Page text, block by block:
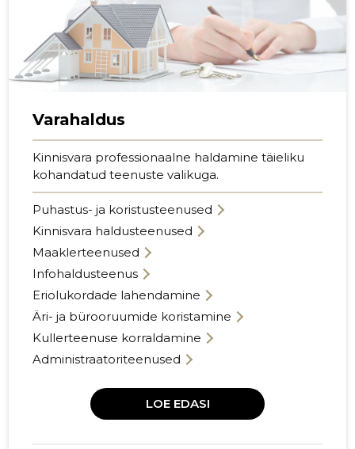
Varahaldus
Kinnisvara professionaalne haldamine täieliku
kohandatud teenuste valikuga.
Puhastus- ja koristusteenused
Kinnisvara haldusteenused
Maaklerteenused
Infohaldusteenus
Eriolukordade lahendamine
Äri- ja bürooruumide koristamine
Kullerteenuse korraldamine
Administraatoriteenused
LOE EDASI